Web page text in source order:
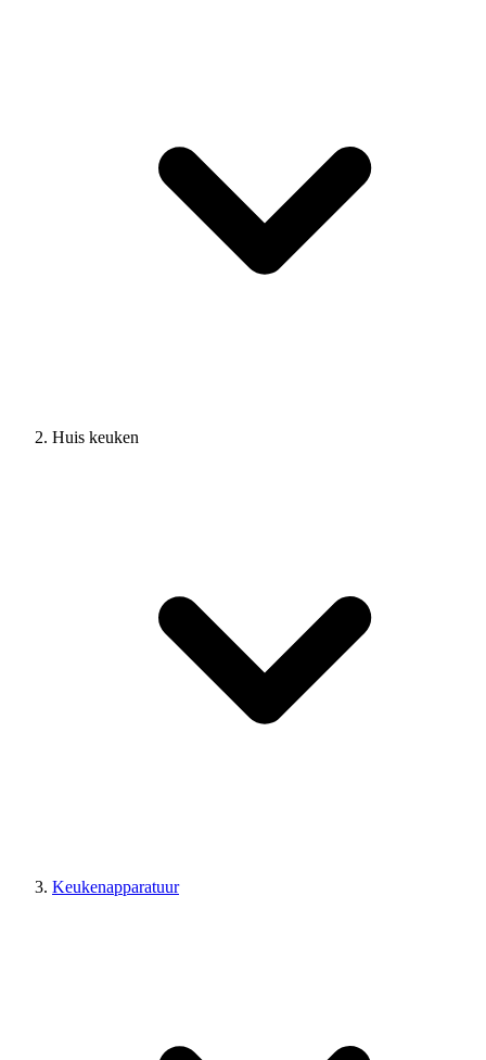
Huis keuken
Keukenapparatuur